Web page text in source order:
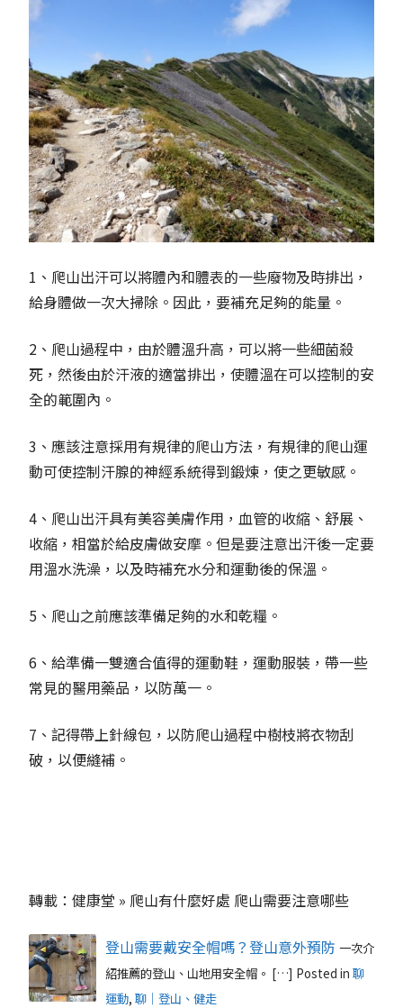
1、爬山出汗可以將體內和體表的一些廢物及時排出，
給身體做一次大掃除。因此，要補充足夠的能量。
2、爬山過程中，由於體溫升高，可以將一些細菌殺
死，然後由於汗液的適當排出，使體溫在可以控制的安
全的範圍內。
3、應該注意採用有規律的爬山方法，有規律的爬山運
動可使控制汗腺的神經系統得到鍛煉，使之更敏感。
4、爬山出汗具有美容美膚作用，血管的收縮、舒展、
收縮，相當於給皮膚做安摩。但是要注意出汗後一定要
用溫水洗澡，以及時補充水分和運動後的保溫。
5、爬山之前應該準備足夠的水和乾糧。
6、給準備一雙適合值得的運動鞋，運動服裝，帶一些
常見的醫用藥品，以防萬一。
7、記得帶上針線包，以防爬山過程中樹枝將衣物刮
破，以便縫補。
轉載：健康堂 » 爬山有什麼好處 爬山需要注意哪些
登山需要戴安全帽嗎？登山意外預防 一次介
紹推薦的登山、山地用安全帽。 […] Posted in 聊
運動, 聊｜登山、健走